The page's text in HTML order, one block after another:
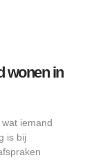
wonen in
iemand
is bij